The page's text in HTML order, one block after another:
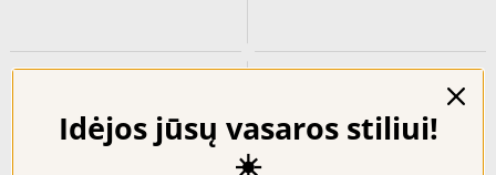
Idėjos jūsų vasaros stiliui!
☀️